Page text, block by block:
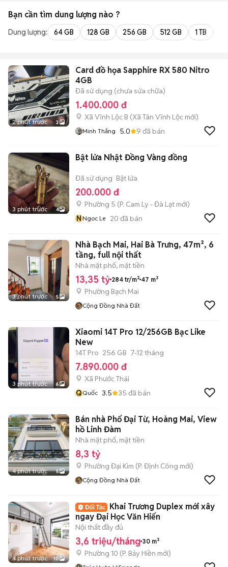
Bạn cần tìm dung lượng nào ?
Dung lượng: 64 GB 128 GB 256 GB 512 GB 1 TB
2 phút trước 2
Card đồ họa Sapphire RX 580 Nitro
4GB
Đã sử dụng (chưa sửa chữa)
1.400.000 đ
Xã Vĩnh Lộc B (Xã Tân Vĩnh Lộc mới)
Minh Thắng 5.0 9 đã bán
3 phút trước 4
Bật lửa Nhật Đồng Vàng đồng
Đã sử dụng Bật lửa
200.000 đ
Phường 5 (P. Cam Ly - Đà Lạt mới)
NNgoc Le 20 đã bán
3 phút trước 5
Nhà Bạch Mai, Hai Bà Trưng, 47m², 6
tầng, full nội thất
Nhà mặt phố, mặt tiền
13,35 tỷ 284 tr/m² 47 m²
Phường Bạch Mai
Cộng Đồng Nhà Đất
3 phút trước 6
Xiaomi 14T Pro 12/256GB Bạc Like
New
14T Pro 256 GB 7-12 tháng
7.890.000 đ
Xã Phước Thái
QQuốc 3.5 35 đã bán
4 phút trước 5
Bán nhà Phố Đại Từ, Hoàng Mai, View
hồ Linh Đàm
Nhà mặt phố, mặt tiền
8,3 tỷ
Phường Đại Kim (P. Định Công mới)
Cộng Đồng Nhà Đất
4 phút trước 10
Khai Trương Duplex mới xây
ngay Đại Học Văn Hiến
Nội thất đầy đủ
3,6 triệu/tháng 30 m²
Phường 10 (P. Bảy Hiền mới)